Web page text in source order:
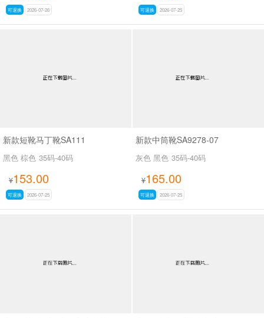
可退换 2026-07-26 可退换 2026-07-25
新款短靴马丁靴SA111
黑色 棕色 35码-40码
¥153.00
可退换 2026-07-25
新款中筒靴SA9278-07
灰色 黑色 35码-40码
¥165.00
可退换 2026-07-25